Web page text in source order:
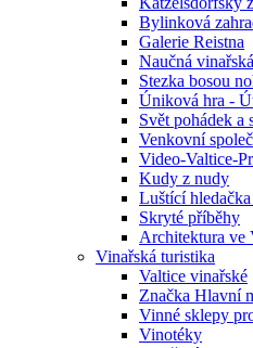
Bylinková
Galerie Reistna
Naučná
Stezka bosou
Úniková hra -
Svět pohádek a
Venkovní
Video-Valtice-
Kudy z nudy
Luštící
Skryté příběhy
Architektura ve
Vinařská turistika
Valtice vinařské
Značka Hlavní
Vinné sklepy
Vinotéky